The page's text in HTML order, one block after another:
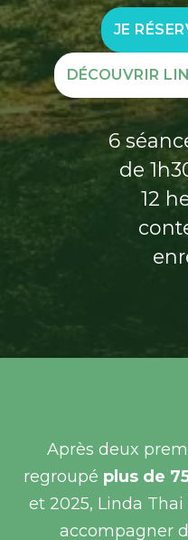
JE
DÉCOUVRIR
6
de
12
Après deux
regroupé plus de
et 2025, Linda
accompagner